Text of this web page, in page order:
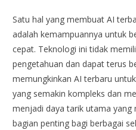
Satu hal yang membuat AI
adalah kemampuannya untuk
cepat. Teknologi ini tidak
pengetahuan dan dapat terus
memungkinkan AI terbaru
yang semakin kompleks dan
menjadi daya tarik utama
bagian penting bagi berbagai